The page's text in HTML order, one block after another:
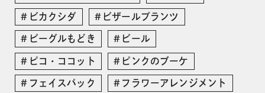
ビカクシダ ビザールプランツ
ビーグルもどき ビール
ピコ・ココット ピンクのブーケ
フェイスパック フラワーアレンジメント